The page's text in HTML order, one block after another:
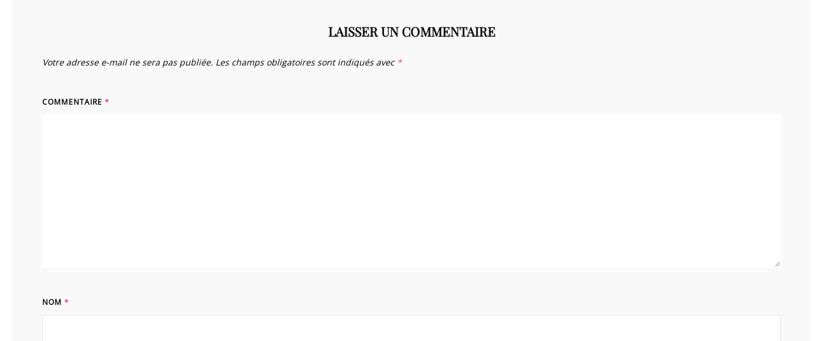
LAISSER UN COMMENTAIRE
Votre adresse e-mail ne sera pas publiée. Les champs obligatoires sont indiqués avec *
COMMENTAIRE *
NOM *